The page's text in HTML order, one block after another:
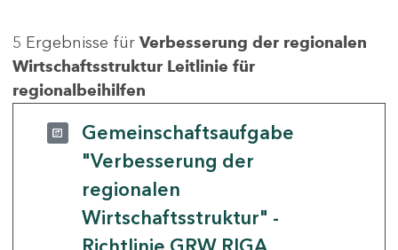
5 Ergebnisse für Verbesserung der regionalen
Wirtschaftsstruktur Leitlinie für
regionalbeihilfen
Gemeinschaftsaufgabe
"Verbesserung der
regionalen
Wirtschaftsstruktur" -